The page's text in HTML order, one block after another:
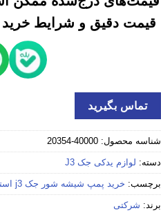
قیمت دقیق و شرایط خرید
تماس بگیرید
شناسه محصول: 40000-20354
دسته: لوازم یدکی جک J3
برچسب: خرید پمپ شیشه شور جک j3 استوک
برند: شرکتی